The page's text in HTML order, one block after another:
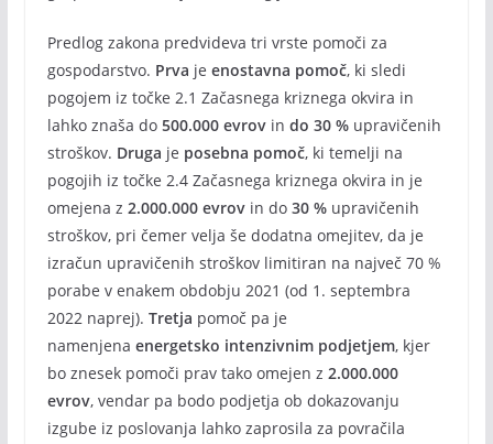
Predlog zakona predvideva tri vrste pomoči za
gospodarstvo. Prva je enostavna pomoč, ki sledi
pogojem iz točke 2.1 Začasnega kriznega okvira in
lahko znaša do500.000 evrovin do 30 % upravičenih
stroškov. Druga je posebna pomoč, ki temelji na
pogojih iz točke 2.4 Začasnega kriznega okvira in je
omejena z 2.000.000 evrovin do 30 %upravičenih
stroškov, pri čemer velja še dodatna omejitev, da je
izračun upravičenih stroškov limitiran na največ 70 %
porabe v enakem obdobju 2021 (od 1. septembra
2022 naprej). Tretja pomoč pa je
namenjena energetsko intenzivnim podjetjem, kjer
bo znesek pomoči prav tako omejen z 2.000.000
evrov, vendar pa bodo podjetja ob dokazovanju
izgube iz poslovanja lahko zaprosila za povračila